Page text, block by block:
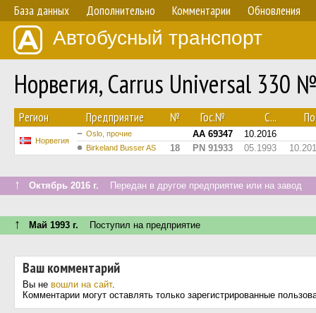
База данных Дополнительно Комментарии Обновления
Автобусный транспорт
Норвегия, Carrus Universal 330
Регион Предприятие № Гос.№ С...
Норвегия
Oslo, прочие AA 69347 10.2016
Birkeland Busser AS 18 PN 91933 05.1993
↑ Октябрь 2016 г. Передан в другое предприятие или на завод
↑ Май 1993 г. Поступил на предприятие
Ваш комментарий
Вы не вошли на сайт.
Комментарии могут оставлять только зарегистрированные